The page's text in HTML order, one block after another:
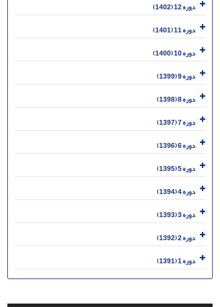
دوره 12 (1402)
دوره 11 (1401)
دوره 10 (1400)
دوره 9 (1399)
دوره 8 (1398)
دوره 7 (1397)
دوره 6 (1396)
دوره 5 (1395)
دوره 4 (1394)
دوره 3 (1393)
دوره 2 (1392)
دوره 1 (1391)